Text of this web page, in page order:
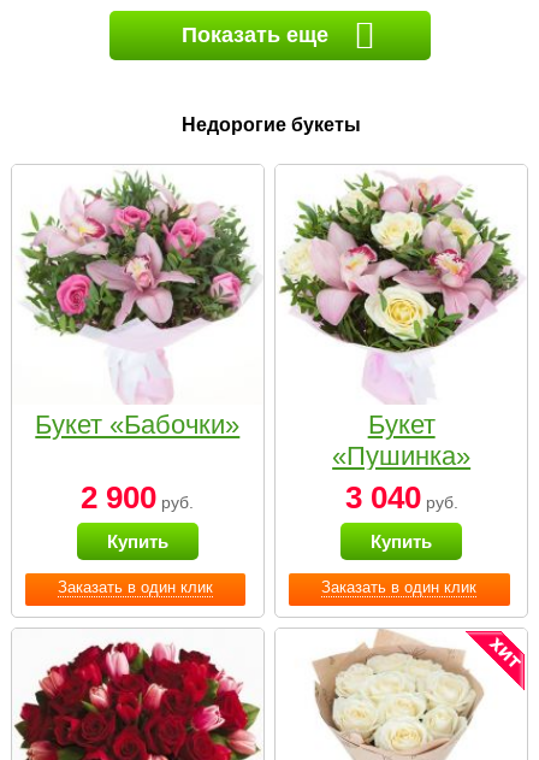
Показать еще
Недорогие букеты
Заказать в один клик
Букет «Бабочки»
2 900 руб.
Купить
Заказать в один клик
Букет
«Пушинка»
3 040руб.
Купить